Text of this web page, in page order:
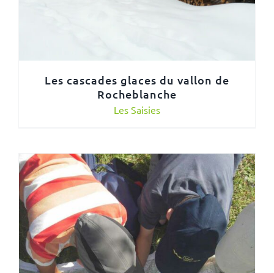
Les cascades glaces du vallon de
Rocheblanche
Les Saisies